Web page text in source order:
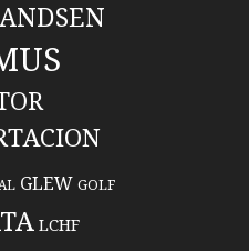
GLEW GOLF
LCHF